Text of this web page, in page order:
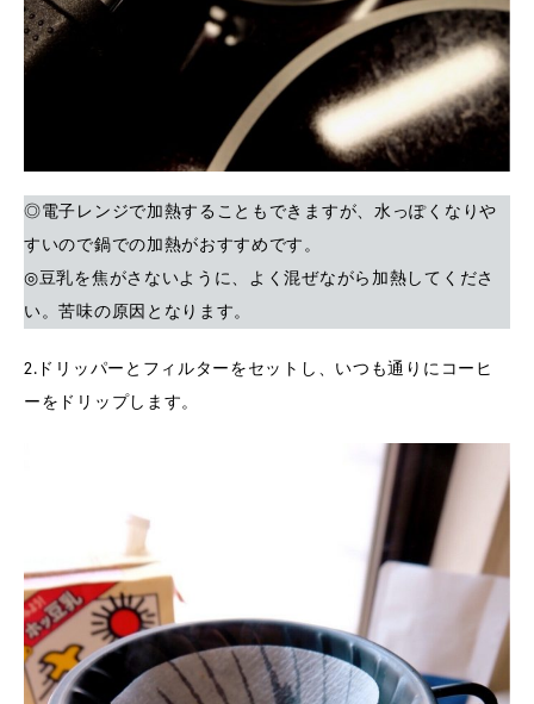
◎電子レンジで加熱することもできますが、水っぽくなりや
すいので鍋での加熱がおすすめです。
◎豆乳を焦がさないように、よく混ぜながら加熱してくださ
い。苦味の原因となります。
2.ドリッパーとフィルターをセットし、いつも通りにコーヒ
ーをドリップします。